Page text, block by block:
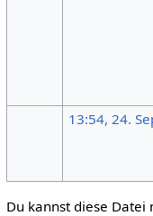
13:54, 24.
Du kannst diese Datei